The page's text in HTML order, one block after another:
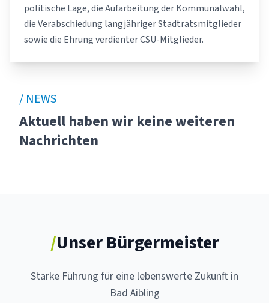
politische Lage, die Aufarbeitung der Kommunalwahl,
die Verabschiedung langjähriger Stadtratsmitglieder
sowie die Ehrung verdienter CSU-Mitglieder.
/ NEWS
Aktuell haben wir keine weiteren
Nachrichten
/Unser Bürgermeister
Starke Führung für eine lebenswerte Zukunft in
Bad Aibling